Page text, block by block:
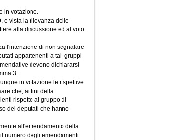
in votazione.
e vista la rilevanza delle
alla discussione ed al voto
l'intenzione di non segnalare
appartenenti a tali gruppi
devono dichiararsi
3.
in votazione le rispettive
che, ai fini della
rispetto al gruppo di
dei deputati che hanno
all'emendamento della
numero degli emendamenti